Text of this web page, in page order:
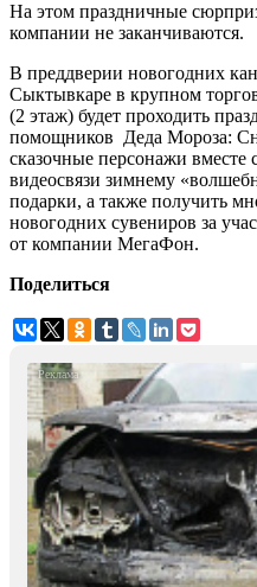
На этом праздничные
компании не заканчиваются.
В преддверии новогодних
Сыктывкаре в крупном
(2 этаж) будет проходить
помощников Деда Мороза:
сказочные персонажи вместе
видеосвязи зимнему
подарки, а также получить
новогодних сувениров за
от компании МегаФон.
Поделиться